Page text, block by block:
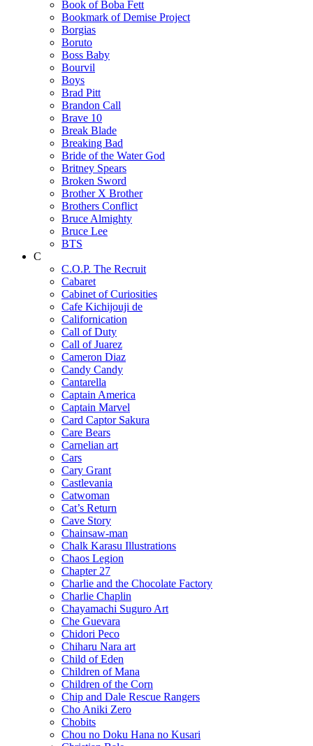
Book of Boba Fett
Bookmark of Demise Project
Borgias
Boruto
Boss Baby
Bourvil
Boys
Brad Pitt
Brandon Call
Brave 10
Break Blade
Breaking Bad
Bride of the Water God
Britney Spears
Broken Sword
Brother X Brother
Brothers Conflict
Bruce Almighty
Bruce Lee
BTS
C
C.O.P. The Recruit
Cabaret
Cabinet of Curiosities
Cafe Kichijouji de
Californication
Call of Duty
Call of Juarez
Cameron Diaz
Candy Candy
Cantarella
Captain America
Captain Marvel
Card Captor Sakura
Care Bears
Carnelian art
Cars
Cary Grant
Castlevania
Catwoman
Cat’s Return
Cave Story
Chainsaw-man
Chalk Karasu Illustrations
Chaos Legion
Chapter 27
Charlie and the Chocolate Factory
Charlie Chaplin
Chayamachi Suguro Art
Che Guevara
Chidori Peco
Chiharu Nara art
Child of Eden
Children of Mana
Children of the Corn
Chip and Dale Rescue Rangers
Cho Aniki Zero
Chobits
Chou no Doku Hana no Kusari